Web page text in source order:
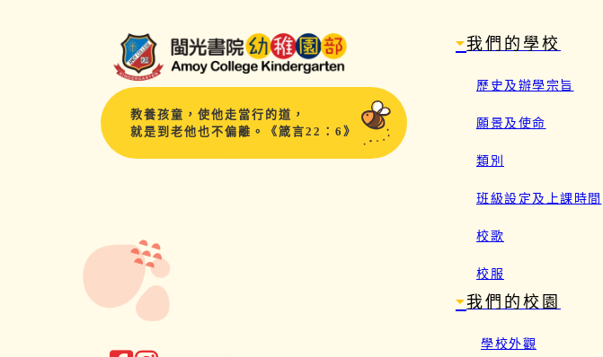
教養孩童，使他走當行的道，
就是到老他也不偏離。《箴言22：6》
我們的學校
歷史及辦學宗旨
願景及使命
類別
班級設定及上課時間
校歌
校服
我們的校園
學校外觀